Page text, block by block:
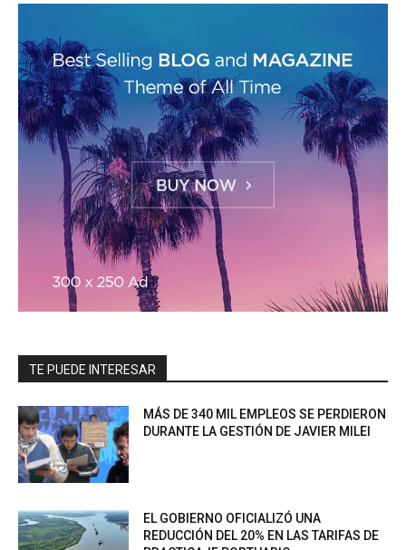
TE PUEDE INTERESAR
MÁS DE 340 MIL EMPLEOS SE PERDIERON
DURANTE LA GESTIÓN DE JAVIER MILEI
EL GOBIERNO OFICIALIZÓ UNA
REDUCCIÓN DEL 20% EN LAS TARIFAS DE